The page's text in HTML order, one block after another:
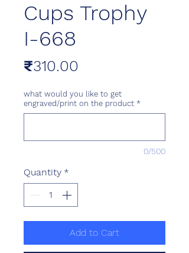
Cups Trophy
I-668
₹310.00
what would you like to get
engraved/print on the product *
0/500
Quantity *
Add to Cart